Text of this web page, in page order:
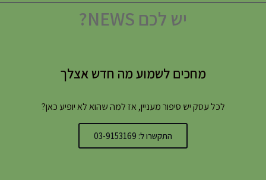
יש לכם NEWS?
מחכים לשמוע מה חדש אצלך
לכל עסק יש סיפור מעניין, אז למה שהוא לא יופיע כאן?
התקשרו ל: 03-9153169